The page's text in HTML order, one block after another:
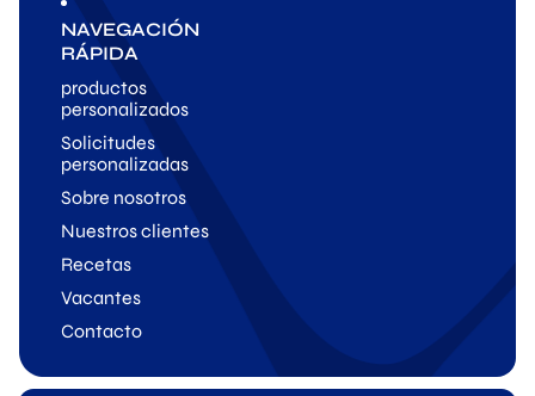
NAVEGACIÓN
RÁPIDA
productos
personalizados
Solicitudes
personalizadas
Sobre nosotros
Nuestros clientes
Recetas
Vacantes
Contacto